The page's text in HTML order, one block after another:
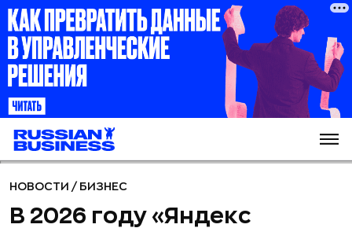
НОВОСТИ / БИЗНЕС
В 2026 году «Яндекс